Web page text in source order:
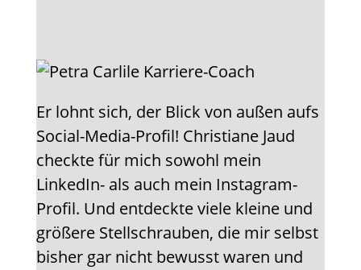
Er lohnt sich, der Blick von außen aufs
Social-Media-Profil! Christiane Jaud
checkte für mich sowohl mein
LinkedIn- als auch mein Instagram-
Profil. Und entdeckte viele kleine und
größere Stellschrauben, die mir selbst
bisher gar nicht bewusst waren und